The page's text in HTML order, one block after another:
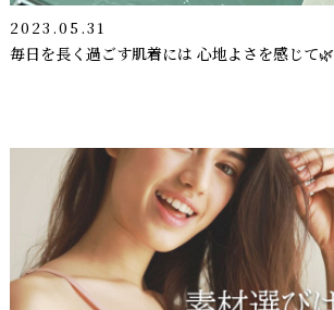
2023.05.31
毎日を長く過ごす肌着には 心地よさを感じて🌿